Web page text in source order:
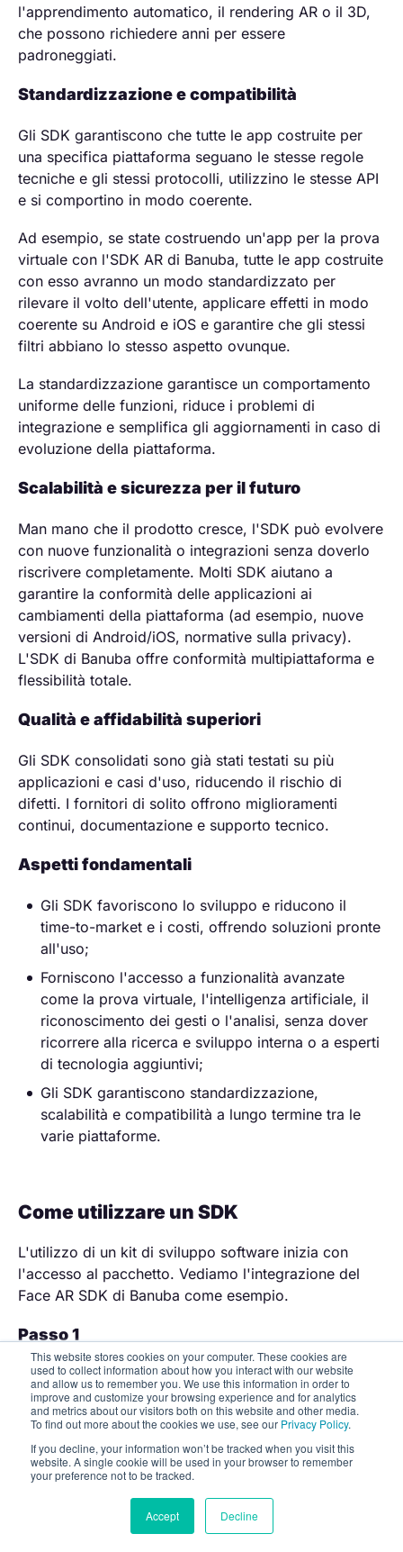
This website stores cookies on your computer. These cookies are
used to collect information about how you interact with our website
and allow us to remember you. We use this information in order to
improve and customize your browsing experience and for analytics
and metrics about our visitors both on this website and other media.
To find out more about the cookies we use, see our Privacy Policy.
If you decline, your information won’t be tracked when you visit this
website. A single cookie will be used in your browser to remember
your preference not to be tracked.
Accept Decline
l'apprendimento automatico, il rendering AR o il 3D,
che possono richiedere anni per essere
padroneggiati.
Standardizzazione e compatibilità
Gli SDK garantiscono che tutte le app costruite per
una specifica piattaforma seguano le stesse regole
tecniche e gli stessi protocolli, utilizzino le stesse API
e si comportino in modo coerente.
Ad esempio, se state costruendo un'app per la prova
virtuale con l'SDK AR di Banuba, tutte le app costruite
con esso avranno un modo standardizzato per
rilevare il volto dell'utente, applicare effetti in modo
coerente su Android e iOS e garantire che gli stessi
filtri abbiano lo stesso aspetto ovunque.
La standardizzazione garantisce un comportamento
uniforme delle funzioni, riduce i problemi di
integrazione e semplifica gli aggiornamenti in caso di
evoluzione della piattaforma.
Scalabilità e sicurezza per il futuro
Man mano che il prodotto cresce, l'SDK può evolvere
con nuove funzionalità o integrazioni senza doverlo
riscrivere completamente. Molti SDK aiutano a
garantire la conformità delle applicazioni ai
cambiamenti della piattaforma (ad esempio, nuove
versioni di Android/iOS, normative sulla privacy).
L'SDK di Banuba offre conformità multipiattaforma e
flessibilità totale.
Qualità e affidabilità superiori
Gli SDK consolidati sono già stati testati su più
applicazioni e casi d'uso, riducendo il rischio di
difetti. I fornitori di solito offrono miglioramenti
continui, documentazione e supporto tecnico.
Aspetti fondamentali
Gli SDK favoriscono lo sviluppo e riducono il
time-to-market e i costi, offrendo soluzioni pronte
all'uso;
Forniscono l'accesso a funzionalità avanzate
come la prova virtuale, l'intelligenza artificiale, il
riconoscimento dei gesti o l'analisi, senza dover
ricorrere alla ricerca e sviluppo interna o a esperti
di tecnologia aggiuntivi;
Gli SDK garantiscono standardizzazione,
scalabilità e compatibilità a lungo termine tra le
varie piattaforme.
Come utilizzare un SDK
L'utilizzo di un kit di sviluppo software inizia con
l'accesso al pacchetto. Vediamo l'integrazione del
Face AR SDK di Banuba come esempio.
Passo 1
Compilare il modulo per ottenere un token di prova
gratuito di 14 giorni e il pacchetto di file SDK.